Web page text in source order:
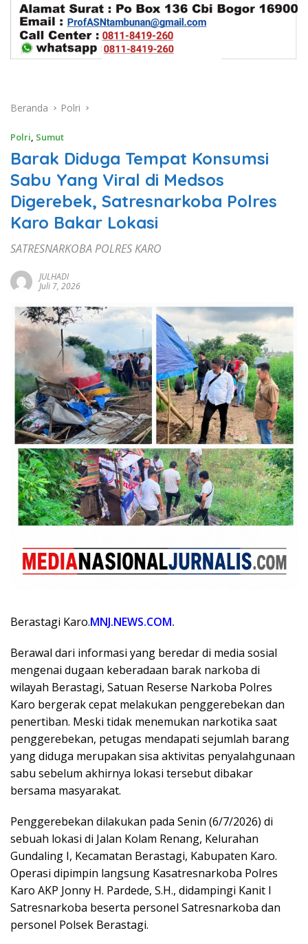
Beranda Polri
Polri, Sumut
Barak Diduga Tempat Konsumsi
Sabu Yang Viral di Medsos
Digerebek, Satresnarkoba Polres
Karo Bakar Lokasi
SATRESNARKOBA POLRES KARO
JULHADI
Juli 7, 2026
Berastagi Karo.MNJ.NEWS.COM.
Berawal dari informasi yang beredar di media sosial
mengenai dugaan keberadaan barak narkoba di
wilayah Berastagi, Satuan Reserse Narkoba Polres
Karo bergerak cepat melakukan penggerebekan dan
penertiban. Meski tidak menemukan narkotika saat
penggerebekan, petugas mendapati sejumlah barang
yang diduga merupakan sisa aktivitas penyalahgunaan
sabu sebelum akhirnya lokasi tersebut dibakar
bersama masyarakat.
Penggerebekan dilakukan pada Senin (6/7/2026) di
sebuah lokasi di Jalan Kolam Renang, Kelurahan
Gundaling I, Kecamatan Berastagi, Kabupaten Karo.
Operasi dipimpin langsung Kasatresnarkoba Polres
Karo AKP Jonny H. Pardede, S.H., didampingi Kanit I
Satresnarkoba beserta personel Satresnarkoba dan
personel Polsek Berastagi.